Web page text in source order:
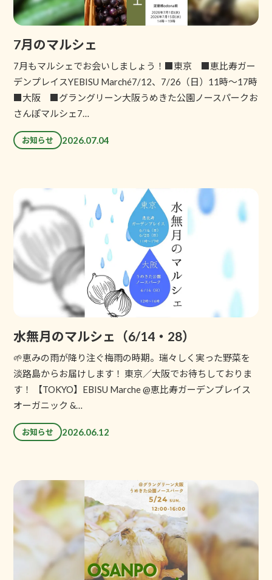
7月のマルシェ
7月もマルシェでお会いしましょう！■東京 ■恵比寿ガー
デンプレイスYEBISU Marché7/12、7/26（日）11時～17時
■大阪 ■グラングリーン大阪うめきた公園ノースパークお
さんぽマルシェ7…
お知らせ 2026.07.04
水無月のマルシェ（6/14・28）
🌱恵みの雨が降り注ぐ梅雨の時期。瑞々しく実った野菜を
淡路島からお届けします！ 東京／大阪でお待ちしておりま
す！ 【TOKYO】EBISU Marche @恵比寿ガーデンプレイス
オーガニック &…
お知らせ 2026.06.12